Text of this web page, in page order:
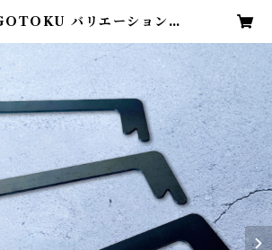
バリエーションタ
ntia（オレンティア）